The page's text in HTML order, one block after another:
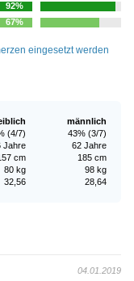
92%
67%
eingesetzt werden
männlich
43% (3/7)
(4/7)
62 Jahre
Jahre
185 cm
cm
98 kg
80 kg
28,64
32,56
04.01.2019